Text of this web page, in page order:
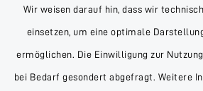
Wir weisen darauf hin, dass wir
einsetzen, um eine optimale
ermöglichen. Die Einwilligung zur
bei Bedarf gesondert abgefragt. Weitere
Impressum
Sitemap